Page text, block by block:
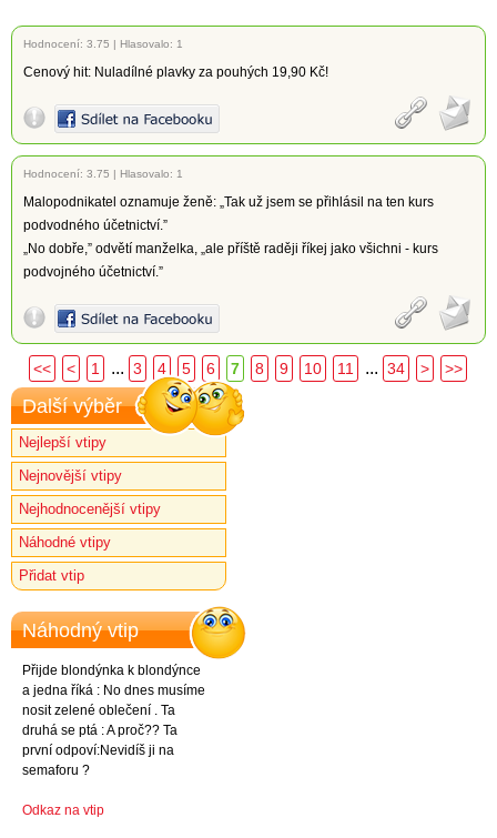
Hodnocení: 3.75 | Hlasovalo: 1
Cenový hit: Nuladílné plavky za pouhých 19,90 Kč!
Hodnocení: 3.75 | Hlasovalo: 1
Malopodnikatel oznamuje ženě: „Tak už jsem se přihlásil na ten kurs
podvodného účetnictví.”
„No dobře,” odvětí manželka, „ale příště raději říkej jako všichni - kurs
podvojného účetnictví.”
<< < 1 ... 3 4 5 6 7 8 9 10 11 ... 34 > >>
Další výběr
Nejlepší vtipy
Nejnovější vtipy
Nejhodnocenější vtipy
Náhodné vtipy
Přidat vtip
Náhodný vtip
Přijde blondýnka k blondýnce
a jedna říká : No dnes musíme
nosit zelené oblečení . Ta
druhá se ptá : A proč?? Ta
první odpoví:Nevidíš ji na
semaforu ?
Odkaz na vtip